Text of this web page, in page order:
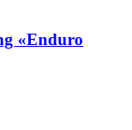
«Enduro